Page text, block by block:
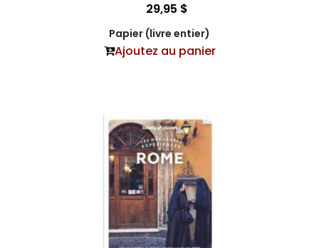
29,95 $
Papier (livre entier)
Ajoutez au panier